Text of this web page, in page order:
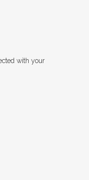
with your